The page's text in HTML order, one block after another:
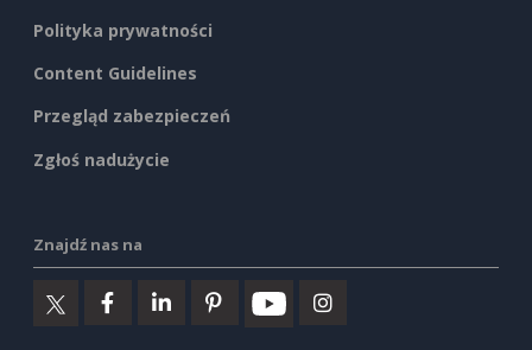
Polityka prywatności
Content Guidelines
Przegląd zabezpieczeń
Zgłoś nadużycie
Znajdź nas na